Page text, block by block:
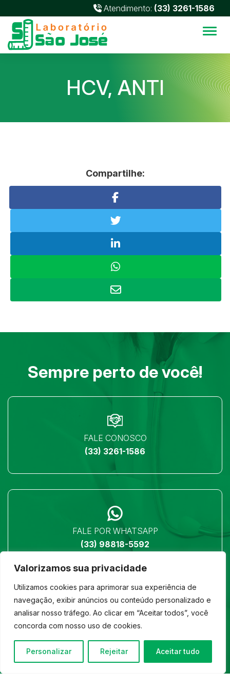
Valorizamos sua privacidade
Utilizamos cookies para aprimorar sua experiência de
navegação, exibir anúncios ou conteúdo personalizado e
analisar nosso tráfego. Ao clicar em “Aceitar todos”, você
concorda com nosso uso de cookies.
Personalizar Rejeitar Aceitar tudo
Atendimento: (33) 3261-1586
HCV, ANTI
Compartilhe:
Sempre perto de você!
FALE CONOSCO
(33) 3261-1586
FALE POR WHATSAPP
(33) 98818-5592
LOCALIZAÇÃO